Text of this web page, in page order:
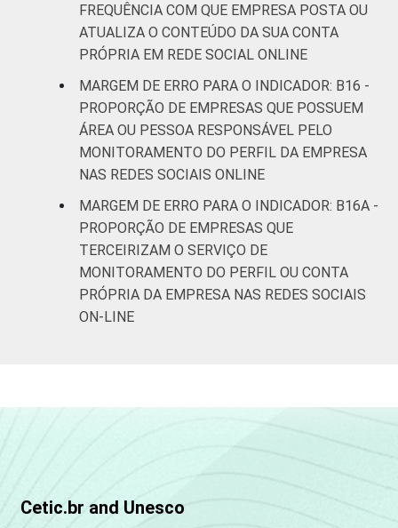
FREQUÊNCIA COM QUE EMPRESA POSTA OU
ATUALIZA O CONTEÚDO DA SUA CONTA
PRÓPRIA EM REDE SOCIAL ONLINE
MARGEM DE ERRO PARA O INDICADOR: B16 -
PROPORÇÃO DE EMPRESAS QUE POSSUEM
ÁREA OU PESSOA RESPONSÁVEL PELO
MONITORAMENTO DO PERFIL DA EMPRESA
NAS REDES SOCIAIS ONLINE
MARGEM DE ERRO PARA O INDICADOR: B16A -
PROPORÇÃO DE EMPRESAS QUE
TERCEIRIZAM O SERVIÇO DE
MONITORAMENTO DO PERFIL OU CONTA
PRÓPRIA DA EMPRESA NAS REDES SOCIAIS
ON-LINE
Cetic.br and Unesco